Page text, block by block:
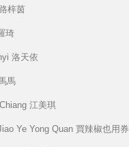
梓茵
琦
洛天依
馬
江美琪
Ye Yong Quan 買辣椒也用券